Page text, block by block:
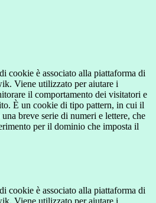
cookie è associato alla piattaforma di
Viene utilizzato per aiutare i
il comportamento dei visitatori e
È un cookie di tipo pattern, in cui il
breve serie di numeri e lettere, che
per il dominio che imposta il
cookie è associato alla piattaforma di
Viene utilizzato per aiutare i